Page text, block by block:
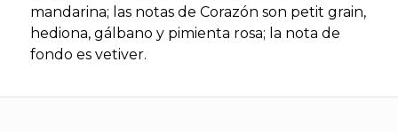
mandarina; las notas de Corazón son petit grain,
hediona, gálbano y pimienta rosa; la nota de
fondo es vetiver.